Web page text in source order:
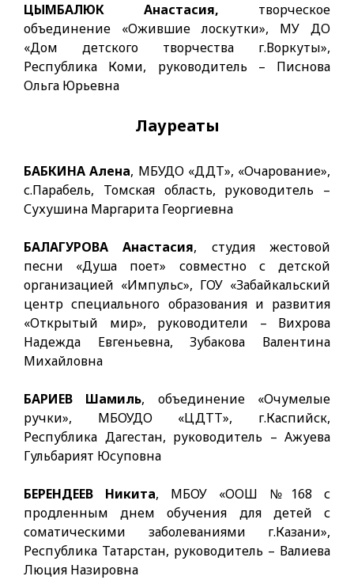
ЦЫМБАЛЮК Анастасия, творческое
объединение «Ожившие лоскутки», МУ ДО
«Дом детского творчества г.Воркуты»,
Республика Коми, руководитель – Писнова
Ольга Юрьевна
Лауреаты
БАБКИНА Алена, МБУДО «ДДТ», «Очарование»,
с.Парабель, Томская область, руководитель –
Сухушина Маргарита Георгиевна
БАЛАГУРОВА Анастасия, студия жестовой
песни «Душа поет» совместно с детской
организацией «Импульс», ГОУ «Забайкальский
центр специального образования и развития
«Открытый мир», руководители – Вихрова
Надежда Евгеньевна, Зубакова Валентина
Михайловна
БАРИЕВ Шамиль, объединение «Очумелые
ручки», МБОУДО «ЦДТТ», г.Каспийск,
Республика Дагестан, руководитель – Ажуева
Гульбарият Юсуповна
БЕРЕНДЕЕВ Никита, МБОУ «ООШ №168 с
продленным днем обучения для детей с
соматическими заболеваниями г.Казани»,
Республика Татарстан, руководитель – Валиева
Люция Назировна